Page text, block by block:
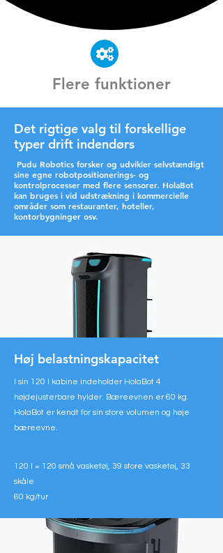
Flere funktioner
Det rigtige valg til forskellige
typer drift indendørs
Pudu Robotics forsker og udvikler selvstændigt
sine egne robotpositionerings- og
kontrolprocesser med flere sensorer. HolaBot
kan bruges i vid udstrækning i kommercielle
områder som restauranter, hoteller,
kontorbygninger osv.
Høj belastningskapacitet
I sin 120 l kabine indeholder HolaBot 4
højdejusterbare hylder. Bæreevnen er 60 kg.
HolaBot er kendt for sin store volumen og høje
bæreevne.
120 l = 120 små vasketøj, 39 store vasketøj, 33
skåle
60 kg/tur